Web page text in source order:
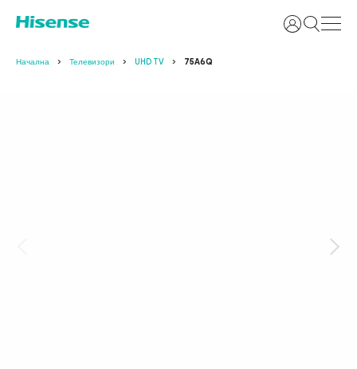
Вход
Начална Телевизори UHD TV 75A6Q